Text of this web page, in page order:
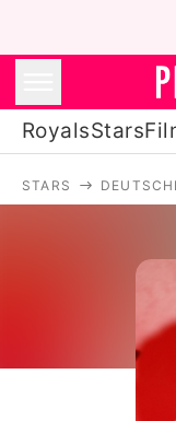
RoyalsStars
STARS